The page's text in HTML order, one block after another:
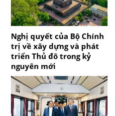
Nghị quyết của Bộ Chính
trị về xây dựng và phát
triển Thủ đô trong kỷ
nguyên mới